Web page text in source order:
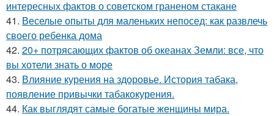
интересных фактов о советском граненом стакане
41. Веселые опыты для маленьких непосед: как развлечь
своего ребенка дома
42. 20+ потрясающих фактов об океанах Земли: все, что
вы хотели знать о море
43. Влияние курения на здоровье. История табака,
появление привычки табакокурения.
44. Как выглядят самые богатые женщины мира.